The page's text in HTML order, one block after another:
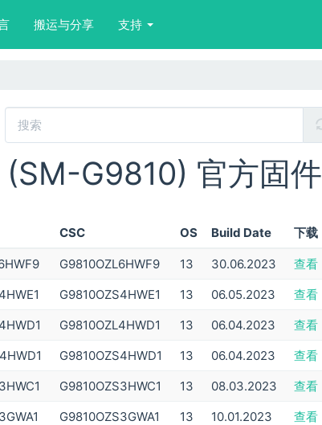
搬运与分享 支持
G9810) 官方固件
CSC OS Build Date 下载
G9810OZL6HWF9 13 30.06.2023
查看
G9810OZS4HWE1 13 06.05.2023
查看
G9810OZL4HWD1 13 06.04.2023
查看
G9810OZS4HWD1 13 06.04.2023
查看
G9810OZS3HWC1 13 08.03.2023
查看
G9810OZS3GWA1 13 10.01.2023
查看